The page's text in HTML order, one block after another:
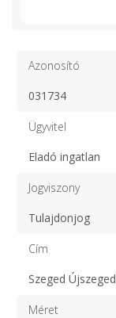
Azonosító
031734
Ügyvitel
Eladó ingatlan
Jogviszony
Tulajdonjog
Cím
Szeged Újszeged
Méret